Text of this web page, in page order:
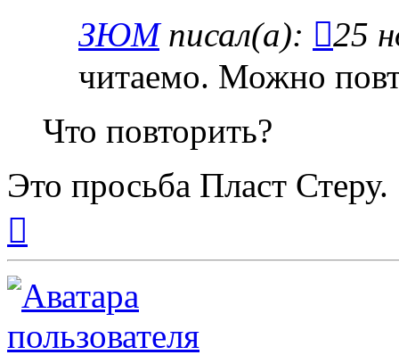
ЗЮМписал(а):
25
читаемо. Можно
Что повторить?
Это просьба Пласт Стеру.
началу